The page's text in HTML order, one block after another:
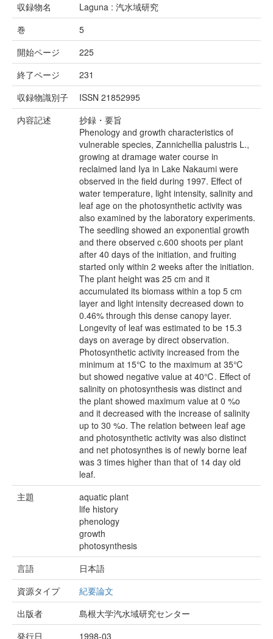
収録物名
Laguna : 汽水域研究
巻
5
開始ページ
225
終了ページ
231
収録物識別子
ISSN 21852995
内容記述
抄録・要旨
Phenology and growth characteristics of
vulnerable species, Zannichellia palustris L.,
growing at dramage water course in
reclaimed land Iya in Lake Nakaumi were
observed in the field during 1997. Effect of
water temperature, light intensity, salinity and
leaf age on the photosynthetic activity was
also examined by the laboratory experiments.
The seedling showed an exponential growth
and there observed c.600 shoots per plant
after 40 days of the initiation, and fruiting
started only within 2 weeks after the initiation.
The plant height was 25 cm and it
accumulated its biomass within a top 5 cm
layer and light intensity decreased down to
0.46% through this dense canopy layer.
Longevity of leaf was estimated to be 15.3
days on average by direct observation.
Photosynthetic activity increased from the
minimum at 15℃ to the maximum at 35℃
but showed negative value at 40℃. Effect of
salinity on photosynthesis was distinct and
the plant showed maximum value at 0 %o
and it decreased with the increase of salinity
up to 30 %o. The relation between leaf age
and photosynthetic activity was also distinct
and net photosynthes is of newly borne leaf
was 3 times higher than that of 14 day old
leaf.
主題
aquatic plant
life history
phenology
growth
photosynthesis
言語
日本語
資源タイプ
紀要論文
出版者
島根大学汽水域研究センター
発行日
1998-03